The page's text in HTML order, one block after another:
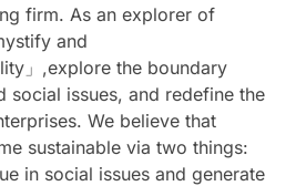
firm. As an explorer of
and
」,explore the boundary
social issues, and redefine the
We believe that
sustainable via two things:
in social issues and generate